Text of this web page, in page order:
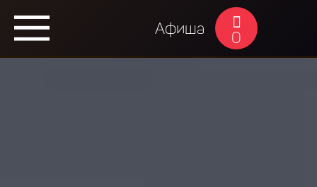
Афиша 0